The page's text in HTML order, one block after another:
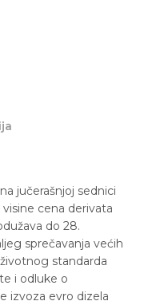
jučerašnjoj sednici
cena derivata
do 28.
sprečavanja većih
standarda
i odluke o
izvoza evro dizela